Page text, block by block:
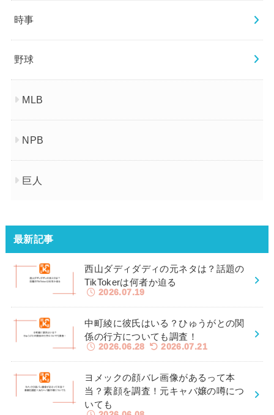
時事
野球
MLB
NPB
巨人
最新記事
西山ダディダディの元ネタは？話題の
TikTokerは何者か迫る
2026.07.19
中町綾に彼氏はいる？ひゅうがとの関
係の行方についても調査！
2026.06.28 2026.07.21
ヨメックの顔バレ画像があるって本
当？素顔を調査！元キャバ嬢の噂につ
いても